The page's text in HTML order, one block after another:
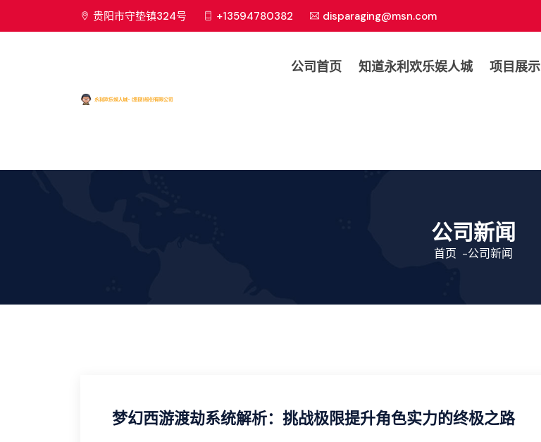
贵阳市守垫镇324号 +13594780382 disparaging@msn.com
公司首页 知道永利欢乐娱人城 项目展示
公司新闻
首页 -公司新闻
梦幻西游渡劫系统解析：挑战极限提升角色实力的终极之路